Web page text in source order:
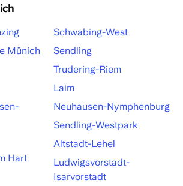
Münich
Hart
Schwabing-West
Sendling
Trudering-Riem
Laim
Neuhausen-Nymphenburg
Sendling-Westpark
Altstadt-Lehel
Ludwigsvorstadt-
Isarvorstadt